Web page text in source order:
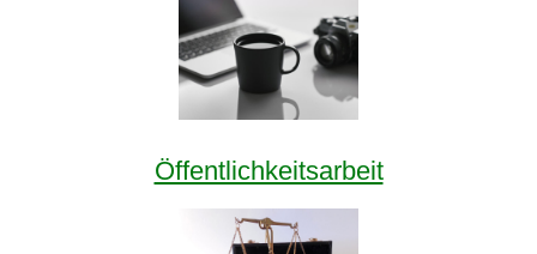
Öffentlichkeitsarbeit